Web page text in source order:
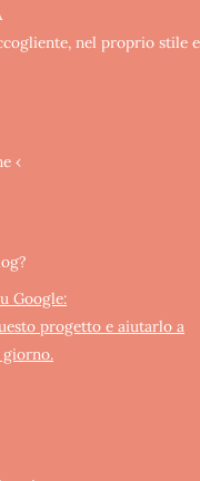
nel proprio stile e
‹
Google:
progetto e aiutarlo a
giorno.